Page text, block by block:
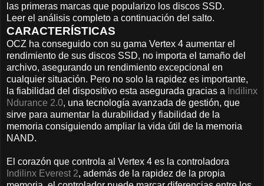
las primeras marcas que popularizo los discos SSD.
Leer el análisis completo a continuación del salto.
CARACTERÍSTICAS
OCZ ha conseguido con su gama Vertex 4 aumentar el
rendimiento de sus discos SSD, no importa el tamaño del
archivo, asegurando un rendimiento excepcional en
cualquier situación. Pero no solo la rapidez es importante,
la fiabilidad del dispositivo esta asegurada gracias a Indilinx
Ndurance 2.0, una tecnología avanzada de gestión, que
sirve para aumentar la durabilidad y fiabilidad de la
memoria consiguiendo ampliar la vida útil de la memoria
NAND.
El corazón que controla al Vertex 4 es la controladora
Indilinx Everest 2, además de la rapidez de la propia